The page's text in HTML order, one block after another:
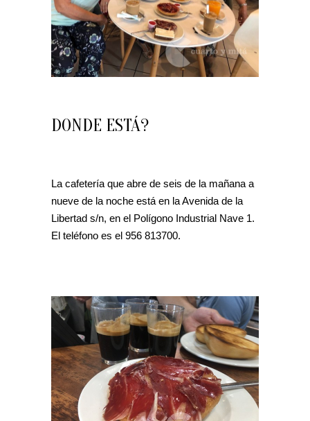
DONDE ESTÁ?
La cafetería que abre de seis de la mañana a
nueve de la noche está en la Avenida de la
Libertad s/n, en el Polígono Industrial Nave 1.
El teléfono es el 956 813700.